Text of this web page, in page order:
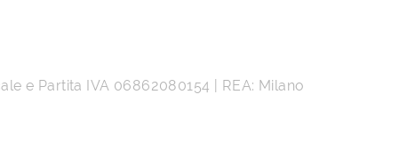
e Partita IVA 06862080154 | REA: Milano